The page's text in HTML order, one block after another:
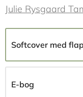
Julie Rysgaard
Softcover med
E-bog